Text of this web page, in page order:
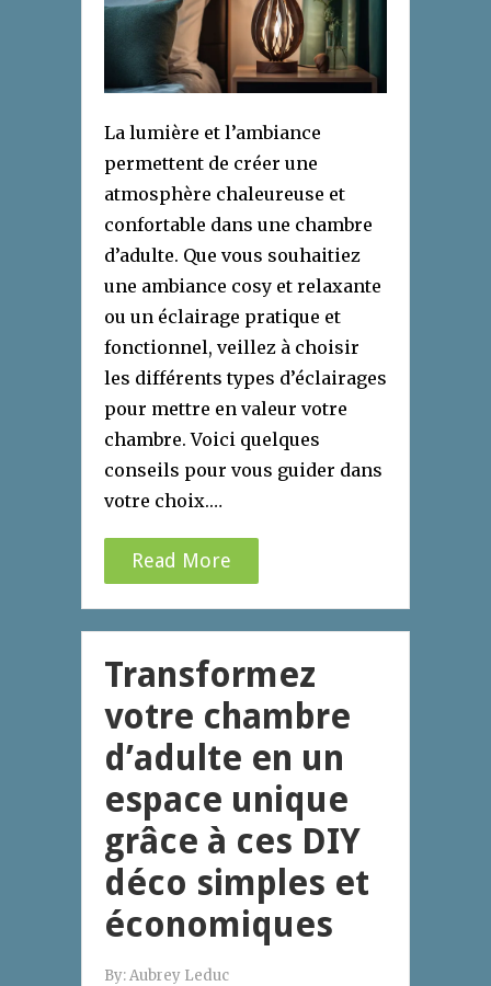
La lumière et l’ambiance
permettent de créer une
atmosphère chaleureuse et
confortable dans une chambre
d’adulte. Que vous souhaitiez
une ambiance cosy et relaxante
ou un éclairage pratique et
fonctionnel, veillez à choisir
les différents types d’éclairages
pour mettre en valeur votre
chambre. Voici quelques
conseils pour vous guider dans
votre choix.…
Read More
Transformez
votre chambre
d’adulte en un
espace unique
grâce à ces DIY
déco simples et
économiques
By:Aubrey Leduc